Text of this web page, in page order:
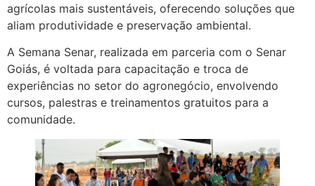
agrícolas mais sustentáveis, oferecendo soluções que
aliam produtividade e preservação ambiental.
A Semana Senar, realizada em parceria com o Senar
Goiás, é voltada para capacitação e troca de
experiências no setor do agronegócio, envolvendo
cursos, palestras e treinamentos gratuitos para a
comunidade.